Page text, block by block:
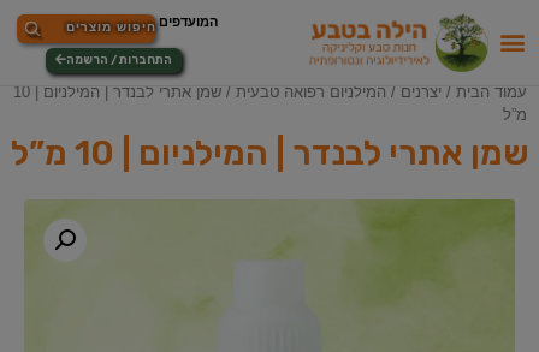
התחברות / הרשמה
עמוד הבית / יצרנים / המילניום רפואה טבעית
/ שמן אתרי לבנדר | המילניום | 10
מ”ל
שמן אתרי לבנדר | המילניום | 10 מ”ל